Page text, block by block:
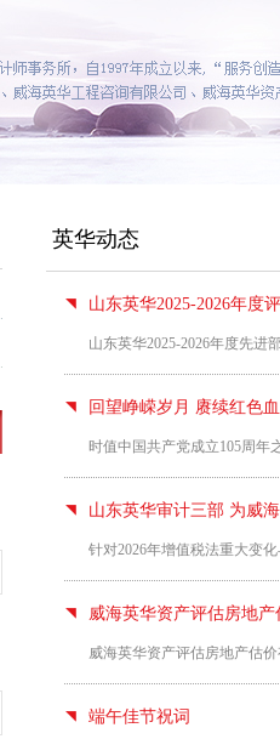
英华动态
山东英华2025-2026年度
山东英华2025-2026年度先进
回望峥嵘岁月 赓续红色
时值中国共产党成立105周
山东英华审计三部 为威
针对2026年增值税法重大变
威海英华资产评估房地
威海英华资产评估房地产估
端午佳节祝词